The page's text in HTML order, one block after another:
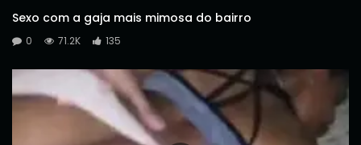
Sexo com a gaja mais mimosa do bairro
0 71.2K 135